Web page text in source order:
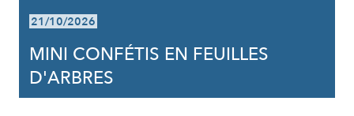
21/10/2026
MINI CONFÉTIS EN FEUILLES
D'ARBRES